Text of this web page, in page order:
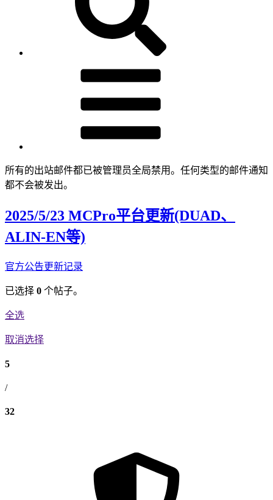
所有的出站邮件都已被管理员全局禁用。任何类型的邮件通知
都不会被发出。
2025/5/23 MCPro平台更新(DUAD、
ALIN-EN等)
官方公告更新记录
已选择 0 个帖子。
全选
取消选择
5
/
32